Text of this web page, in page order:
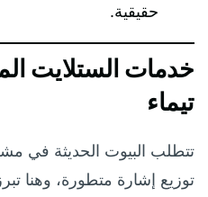
حقيقية.
خدمات الستلايت
تيماء
تتطلب البيوت الحديثة في
توزيع إشارة متطورة، وهنا